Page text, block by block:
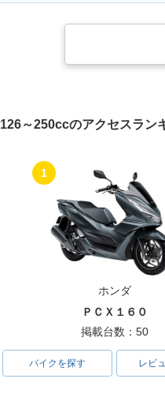
126～250ccのアクセスラン
1
ホンダ
ＰＣＸ１６０
掲載台数：50
バイクを探す レビ